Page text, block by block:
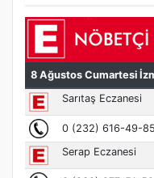
Türkiye’de
koparıyor